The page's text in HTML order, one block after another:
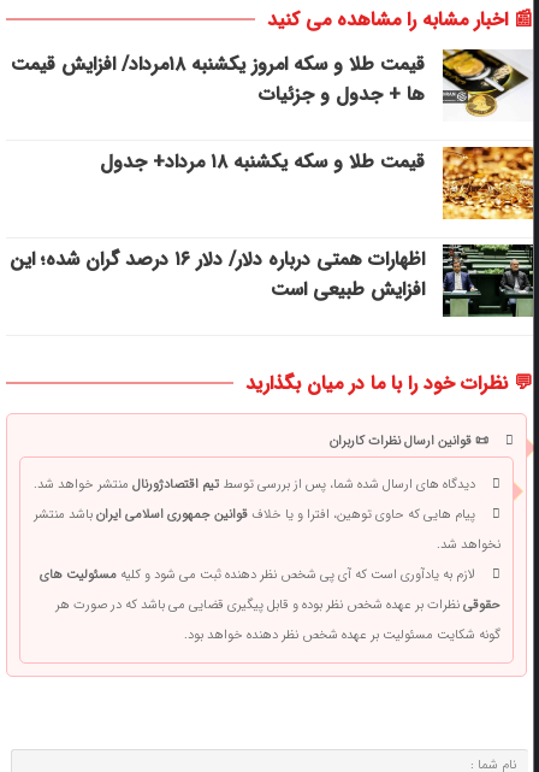
📰 اخبار مشابه را مشاهده می کنید
قیمت طلا و سکه امروز یکشنبه ۱۸مرداد/ افزایش قیمت
ها + جدول و جزئیات
قیمت طلا و سکه یکشنبه ۱۸ مرداد+ جدول
اظهارات همتی درباره دلار/ دلار ۱۶ درصد گران شده؛ این
افزایش طبیعی است
💬 نظرات خود را با ما در میان بگذارید
📜 قوانین ارسال نظرات کاربران
دیدگاه های ارسال شده شما، پس از بررسی توسطتیم اقتصادژورنالمنتشر خواهد شد.
پیام هایی که حاوی توهین، افترا و یا خلافقوانین جمهوری اسلامی ایرانباشد منتشر
نخواهد شد.
لازم به یادآوری است که آی پی شخص نظر دهنده ثبت می شود و کلیهمسئولیت های
حقوقینظرات بر عهده شخص نظر بوده و قابل پیگیری قضایی می باشد که در صورت هر
گونه شکایت مسئولیت بر عهده شخص نظر دهنده خواهد بود.